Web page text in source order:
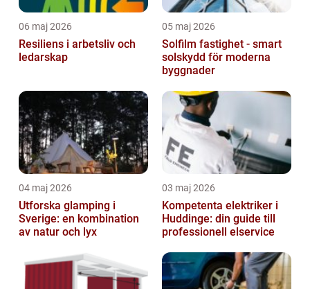
06 maj 2026
Resiliens i arbetsliv och
ledarskap
05 maj 2026
Solfilm fastighet - smart
solskydd för moderna
byggnader
04 maj 2026
Utforska glamping i
Sverige: en kombination
av natur och lyx
03 maj 2026
Kompetenta elektriker i
Huddinge: din guide till
professionell elservice